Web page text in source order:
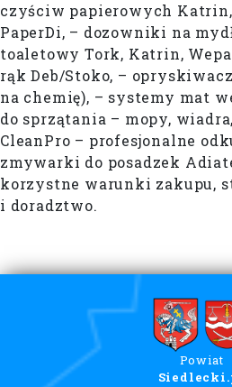
czyściw papierowych Katrin,
PaperDi, – dozowniki na
toaletowy Tork, Katrin,
rąk Deb/Stoko, –
na chemię), – systemy mat
do sprzątania – mopy,
CleanPro – profesjonalne
zmywarki do posadzek
korzystne warunki zakupu,
i doradztwo.
Powiat